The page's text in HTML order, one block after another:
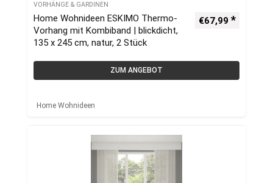
VORHÄNGE & GARDINEN
Home Wohnideen ESKIMO Thermo-
Vorhang mit Kombiband | blickdicht,
135 x 245 cm, natur, 2 Stück
€67,99
ZUM ANGEBOT
Home Wohnideen